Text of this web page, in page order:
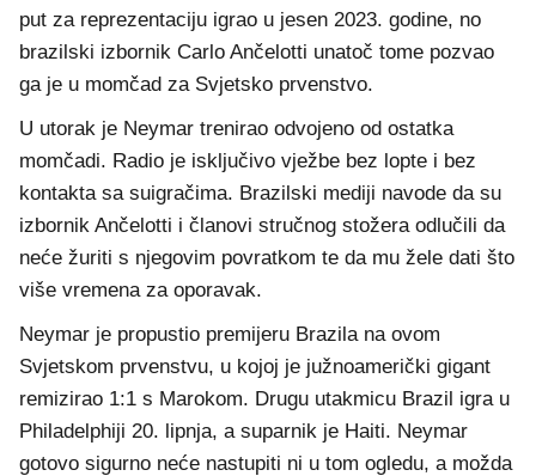
put za reprezentaciju igrao u jesen 2023. godine, no
brazilski izbornik Carlo Ančelotti unatoč tome pozvao
ga je u momčad za Svjetsko prvenstvo.
U utorak je Neymar trenirao odvojeno od ostatka
momčadi. Radio je isključivo vježbe bez lopte i bez
kontakta sa suigračima. Brazilski mediji navode da su
izbornik Ančelotti i članovi stručnog stožera odlučili da
neće žuriti s njegovim povratkom te da mu žele dati što
više vremena za oporavak.
Neymar je propustio premijeru Brazila na ovom
Svjetskom prvenstvu, u kojoj je južnoamerički gigant
remizirao 1:1 s Marokom. Drugu utakmicu Brazil igra u
Philadelphiji 20. lipnja, a suparnik je Haiti. Neymar
gotovo sigurno neće nastupiti ni u tom ogledu, a možda